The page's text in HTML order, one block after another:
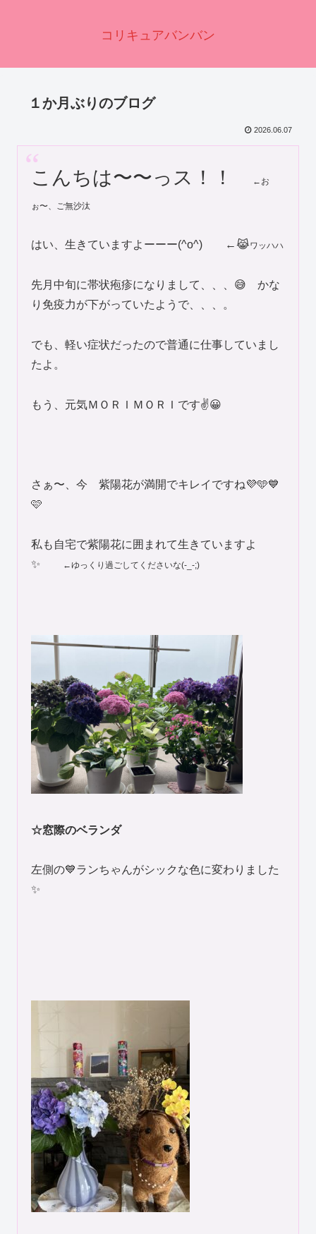
コリキュアバンバン
１か月ぶりのブログ
2026.06.07
こんちは〜〜っス！！ ←お
ぉ〜、ご無沙汰
はい、生きていますよーーー(^o^) ←😹ワッハハ
先月中旬に帯状疱疹になりまして、、、😅 かな
り免疫力が下がっていたようで、、、。
でも、軽い症状だったので普通に仕事していまし
たよ。
もう、元気ＭＯＲＩＭＯＲＩです✌️😀
さぁ〜、今 紫陽花が満開でキレイですね💜🩵💙
🩷
私も自宅で紫陽花に囲まれて生きていますよ
✨️
←ゆっくり過ごしてくださいな(-_-;)
☆窓際のベランダ
左側の💙ランちゃんがシックな色に変わりました
✨️